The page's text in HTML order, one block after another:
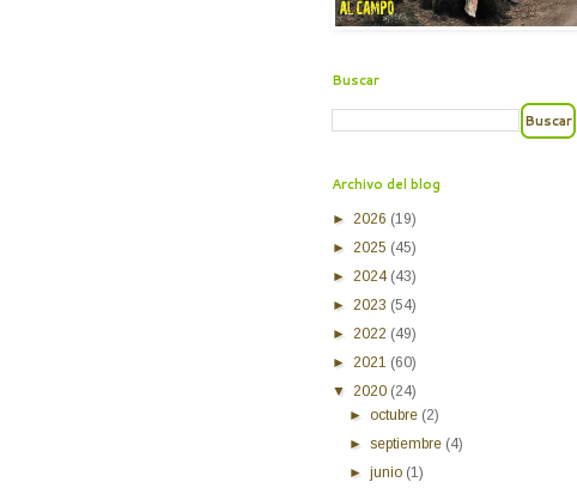
Buscar
Archivo del blog
► 2026 (19)
► 2025 (45)
► 2024 (43)
► 2023 (54)
► 2022 (49)
► 2021 (60)
▼ 2020 (24)
►octubre (2)
►septiembre (4)
►junio (1)